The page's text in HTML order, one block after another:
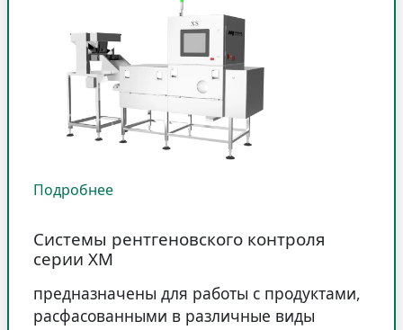
Подробнее
Системы рентгеновского контроля
серии XM
предназначены для работы с продуктами,
расфасованными в различные виды